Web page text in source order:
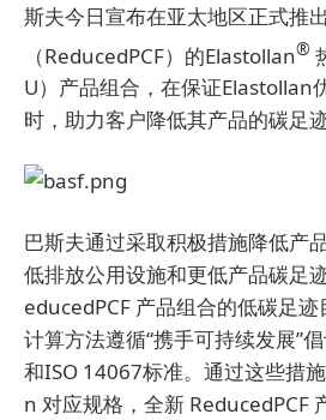
斯夫今日宣布在亚太地区正式推
（ReducedPCF）的Elastollan®
U）产品组合，在保证Elastollan
时，助力客户降低其产品的碳足迹
巴斯夫通过采取积极措施降低产
低排放公用设施和更低产品碳足
educedPCF 产品组合的低碳足
计算方法遵循“携手可持续发展”
和ISO 14067标准。通过这些措
n 对应规格，全新 ReducedPCF